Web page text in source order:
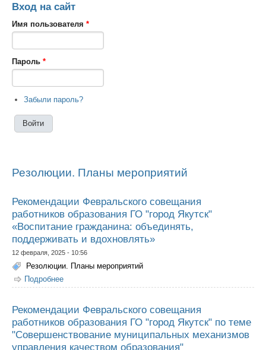
Вход на сайт
Имя пользователя *
Пароль *
Забыли пароль?
Резолюции. Планы мероприятий
Рекомендации Февральского совещания
работников образования ГО "город Якутск"
«Воспитание гражданина: объединять,
поддерживать и вдохновлять»
12 февраля, 2025 - 10:56
Резолюции. Планы мероприятий
Подробнее
образования ГО "город Якутск" «Воспитание
вдохновлять»
Рекомендации Февральского совещания
работников образования ГО "город Якутск" по теме
"Совершенствование муниципальных механизмов
управления качеством образования"